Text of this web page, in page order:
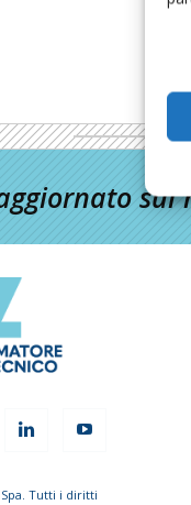
sul
Tutti i diritti